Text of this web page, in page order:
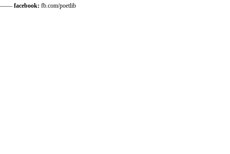
—— facebook: fb.com/poetlib